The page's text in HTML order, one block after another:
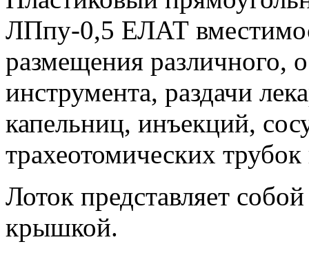
ЛПпу-0,5 ЕЛАТ
размещения различного,
инструмента, раздачи
капельниц, инъекций,
трахеотомических трубок
Лоток представляет
крышкой.